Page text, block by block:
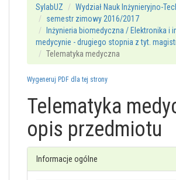
SylabUZ
Wydział Nauk Inżynieryjno-
semestr zimowy 2016/2017
Inżynieria biomedyczna / Elektronika i
medycynie - drugiego stopnia z tyt.
Telematyka medyczna
Wygeneruj PDF dla tej strony
Telematyka
opis przedmiotu
Informacje ogólne